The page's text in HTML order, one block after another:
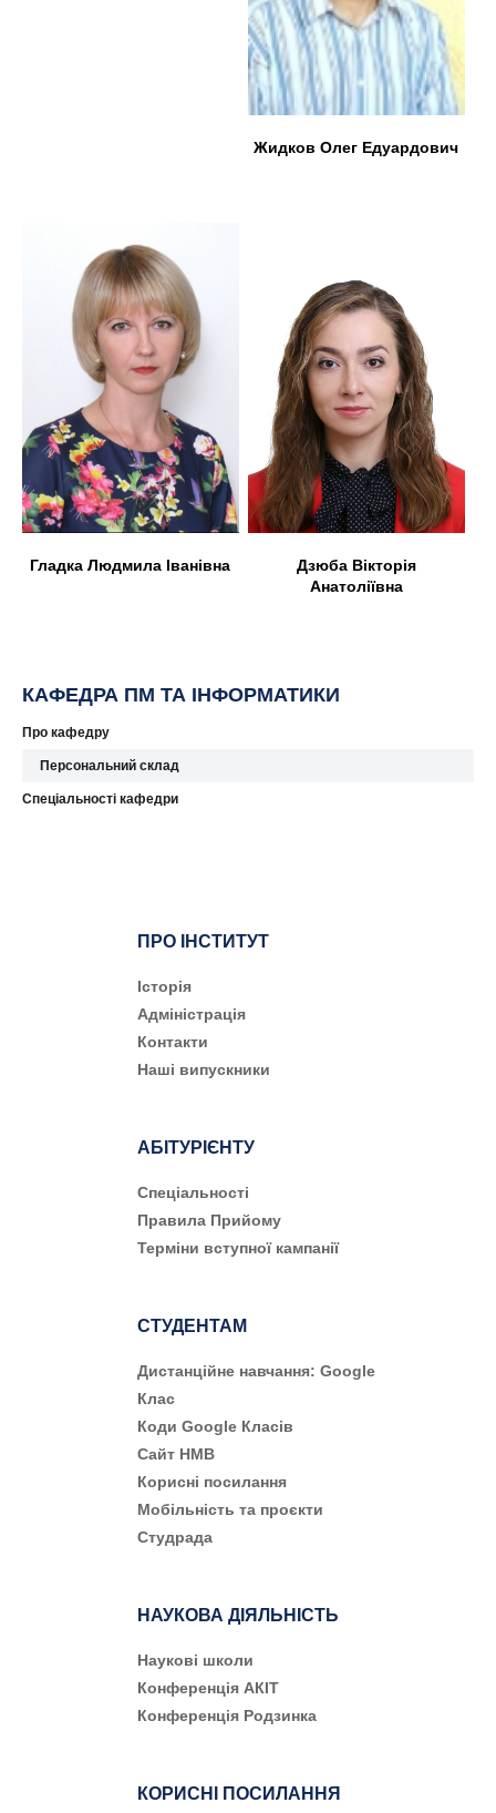
Жидков Олег Едуардович
Гладка Людмила Іванівна
Дзюба Вікторія
Анатоліївна
КАФЕДРА ПМ ТА ІНФОРМАТИКИ
Про кафедру
Персональний склад
Спеціальності кафедри
ПРО ІНСТИТУТ
Історія
Адміністрація
Контакти
Наші випускники
АБІТУРІЄНТУ
Cпеціальності
Правила Прийому
Терміни вступної кампанії
СТУДЕНТАМ
Дистанційне навчання: Google
Клас
Коди Google Класів
Сайт НМВ
Корисні посилання
Мобільність та проєкти
Студрада
НАУКОВА ДІЯЛЬНІСТЬ
Наукові школи
Конференція АКІТ
Конференція Родзинка
КОРИСНІ ПОСИЛАННЯ